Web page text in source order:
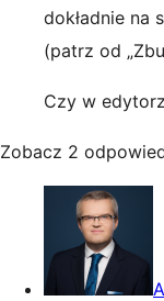
dokładnie na
(patrz od
Czy w
Zobacz 2